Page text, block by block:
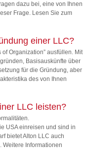
dazu bei, eine von Ihnen
Frage. Lesen Sie zum
einer LLC?
Organization” ausfüllen. Mit
Basisauskünfte über
für die Gründung, aber
des von Ihnen
LLC leisten?
USA einreisen und sind in
bietet Alton LLC auch
Weitere Informationen